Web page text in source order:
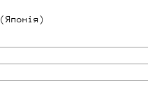
(Японія)